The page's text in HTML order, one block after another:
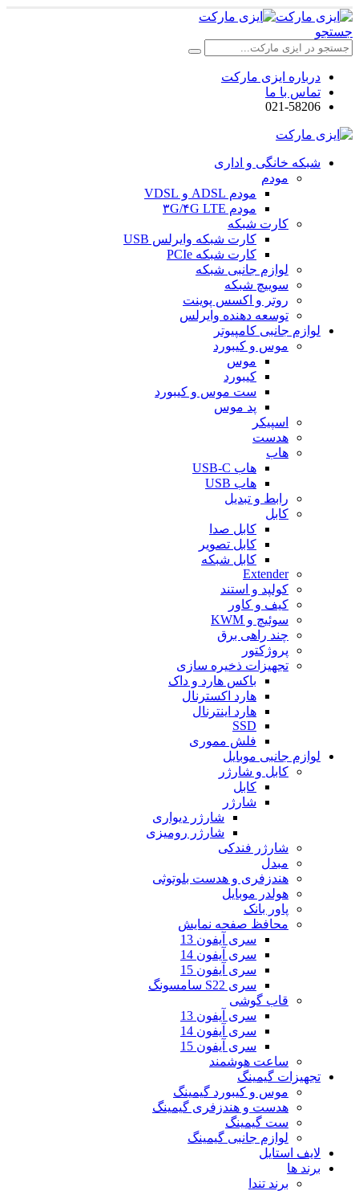
جستجو
درباره ایزی مارکت
تماس با ما
021-58206
شبکه خانگی و اداری
مودم
مودم ADSL و VDSL
مودم ۳G/۴G LTE
کارت شبکه
کارت شبکه وایرلس USB
کارت شبکه PCIe
لوازم جانبی شبکه
سوییچ شبکه
روتر و اکسس پوینت
توسعه دهنده وایرلس
لوازم جانبی کامپیوتر
موس و کیبورد
موس
کیبورد
ست موس و کیبورد
پد موس
اسپیکر
هدست
هاب
هاب USB-C
هاب USB
رابط و تبدیل
کابل
کابل صدا
کابل تصویر
کابل شبکه
Extender
کولپد و استند
کیف و کاور
سوئیچ و KWM
چند راهی برق
پروژکتور
تجهیزات ذخیره سازی
باکس هارد و داک
هارد اکسترنال
هارد اینترنال
SSD
فلش مموری
لوازم جانبی موبایل
کابل و شارژر
کابل
شارژر
شارژر دیواری
شارژر رومیزی
شارژر فندکی
مبدل
هندزفری و هدست بلوتوثی
هولدر موبایل
پاور بانک
محافظ صفحه نمایش
سری آیفون 13
سری آیفون 14
سری آیفون 15
سری S22 سامسونگ
قاب گوشی
سری آیفون 13
سری آیفون 14
سری آیفون 15
ساعت هوشمند
تجهیزات گیمینگ
موس و کیبورد گیمینگ
هدست و هندزفری گیمینگ
ست گیمینگ
لوازم جانبی گیمینگ
لایف استایل
برند ها
برند تندا